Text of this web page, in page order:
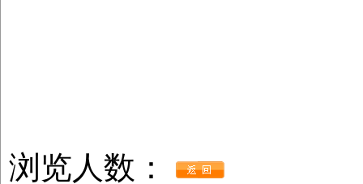
浏览人数：